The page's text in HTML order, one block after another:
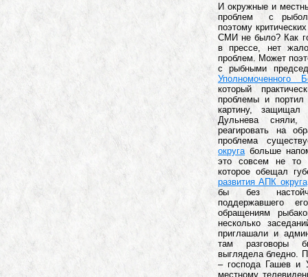
И окружные и
проблем с
поэтому
СМИ не было? Как
в прессе, нет
проблем. Может
с рыбными
Уполномоченного
который
проблемы и
картину,
Дульнева
реагировать на
проблема
округа больше
это совсем не то
которое обещал
развития АПК округа
бы без
поддержавшего
обращениям
несколько
приглашали и
там разговоры
выглядела бледно.
– господа Гашев и
местному